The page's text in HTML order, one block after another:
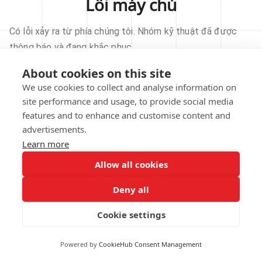
About cookies on this site
We use cookies to collect and analyse information on
site performance and usage, to provide social media
features and to enhance and customise content and
advertisements.
Learn more
Allow all cookies
Deny all
Cookie settings
Powered by CookieHub Consent Management
Lỗi máy chủ
Có lỗi xảy ra từ phía chúng tôi. Nhóm kỹ thuật đã được
thông báo và đang khắc phục.
THỬ LẠI
VỀ TRANG CHỦ
notified.